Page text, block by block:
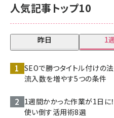
人気記事トップ10
昨日 1
SEOで勝つタイトル付けの
流入数を増やす5つの条件
1週間かかった作業が1日
使い倒す活用術8選